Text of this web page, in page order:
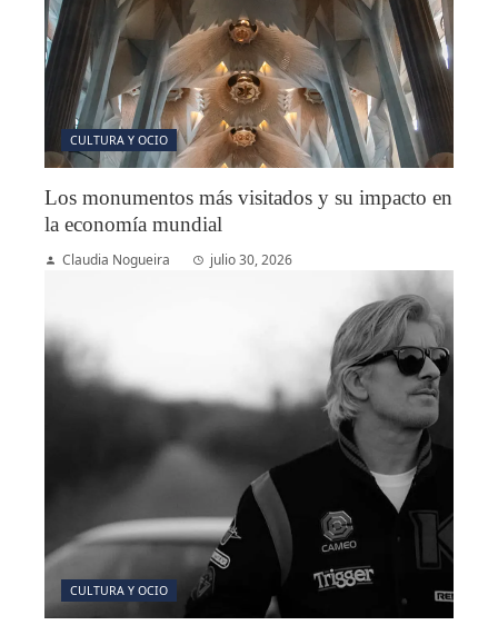
CULTURA Y OCIO
Los monumentos más visitados y su impacto en
la economía mundial
Claudia Nogueira julio 30, 2026
CULTURA Y OCIO